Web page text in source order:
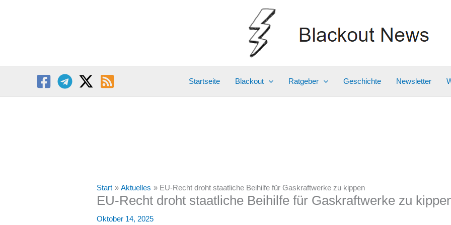
Startseite Blackout Ratgeber Geschichte Newsletter
Start Aktuelles EU-Recht droht staatliche Beihilfe für Gaskraftwerke zu kippen
EU-Recht droht staatliche Beihilfe für Gaskraftwerke zu
Oktober 14, 2025